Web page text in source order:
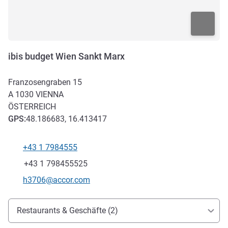
ibis budget Wien Sankt Marx
Franzosengraben 15
A 1030 VIENNA
ÖSTERREICH
GPS:48.186683, 16.413417
+43 1 7984555
Fax
+43 1 798455525
Kontakt-E-Mail
h3706@accor.com
Erreichbarkeit und Anbindung
Restaurants & Geschäfte (2)